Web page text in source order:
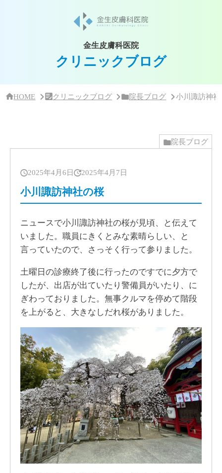
要
金生皮膚科医院
クリニックブログ
HOME クリニックブログ 院長ブログ 小川諏訪神社
院長ブログ
2025年4月6日 2025年4月7日
小川諏訪神社の桜
ニュースで小川諏訪神社の桜が見頃、と伝えて
いました。職員にきくとみな素晴らしい、と
言っていたので、さっそく行って参りました。
土曜日の診療終了後に行ったのですでに夕方で
したが、出店が出ていたり警備員がいたり、に
ぎわっておりました。無事クルマを停めて階段
を上がると、大きなしだれ桜がありました。